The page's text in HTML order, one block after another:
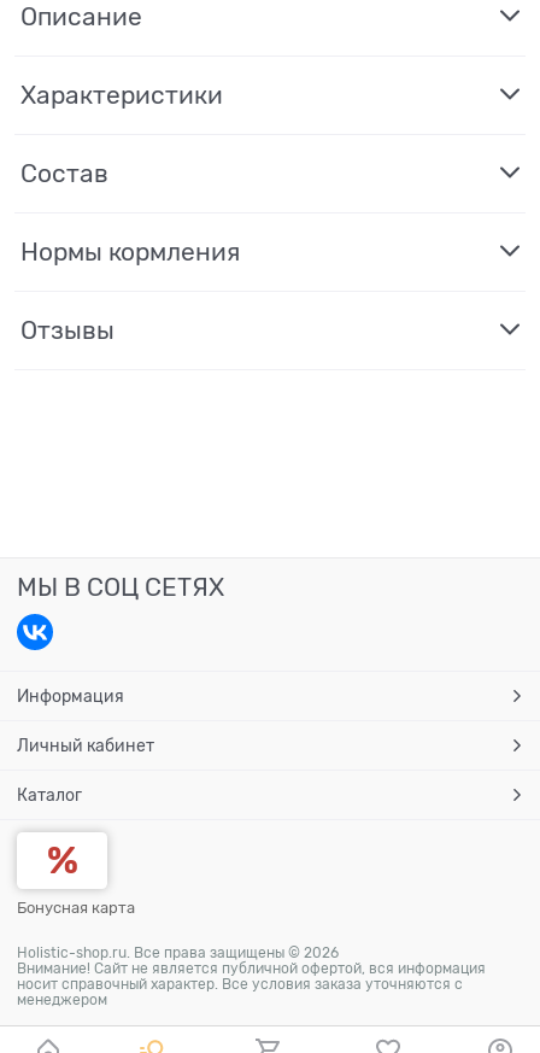
Описание
Характеристики
Состав
Нормы кормления
Отзывы
МЫ В СОЦ СЕТЯХ
Информация
Личный кабинет
Каталог
Бонусная карта
Holistic-shop.ru. Все права защищены © 2026
Внимание! Сайт не является публичной офертой, вся информация
носит справочный характер. Все условия заказа уточняются с
менеджером